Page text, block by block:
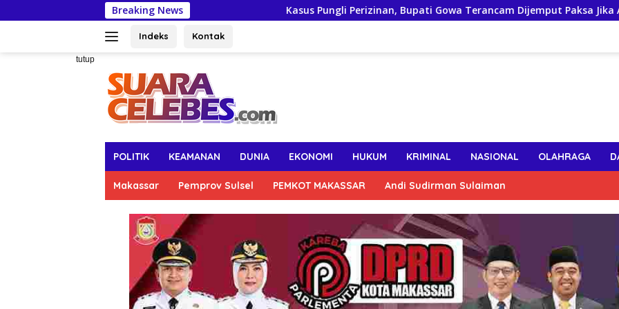
ke
Breaking News Kasus Pungli Perizinan, Bupati Gowa Terancam Dijemput Paksa Jika Abaikan
Indeks Kontak
tutup
POLITIK KEAMANAN DUNIA EKONOMI HUKUM KRIMINAL NASIONAL OLAHRAGA
Makassar Pemprov Sulsel PEMKOT MAKASSAR Andi Sudirman Sulaiman